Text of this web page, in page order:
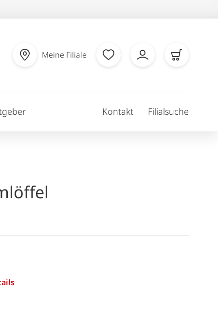
Meine Filiale
Kontakt Filialsuche